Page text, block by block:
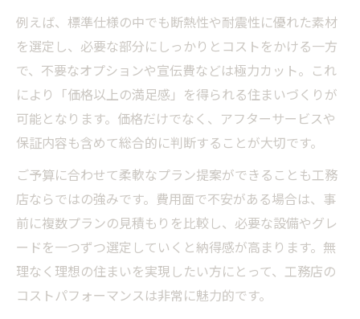
例えば、標準仕様の中でも断熱性や耐震性に優れた素材
を選定し、必要な部分にしっかりとコストをかける一方
で、不要なオプションや宣伝費などは極力カット。これ
により「価格以上の満足感」を得られる住まいづくりが
可能となります。価格だけでなく、アフターサービスや
保証内容も含めて総合的に判断することが大切です。
ご予算に合わせて柔軟なプラン提案ができることも工務
店ならではの強みです。費用面で不安がある場合は、事
前に複数プランの見積もりを比較し、必要な設備やグレ
ードを一つずつ選定していくと納得感が高まります。無
理なく理想の住まいを実現したい方にとって、工務店の
コストパフォーマンスは非常に魅力的です。